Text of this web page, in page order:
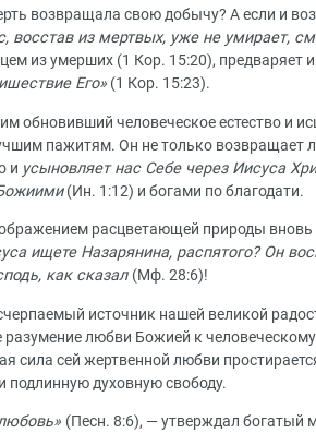
возвращала свою добычу? А если и
восстав из мертвых, уже не умирает,
из умерших (1 Кор. 15:20), предваряет
Его» (1 Кор. 15:23).
обновивший человеческое естество и
пажитям. Он не только возвращает
и усыновляет нас Себе через Иисуса
(Ин. 1:12) и богами по благодати.
расцветающей природы вновь
ищете Назарянина, распятого? Он
как сказал (Мф. 28:6)!
источник нашей великой
разумение любви Божией к
сила сей жертвенной любви
подлинную духовную свободу.
(Песн. 8:6), — утверждал богатый